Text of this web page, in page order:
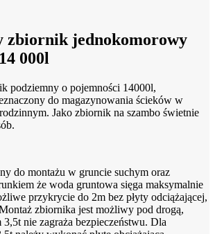
zbiornik jednokomorowy
000l
podziemny o pojemności 14000l,
do magazynowania ścieków w
Jako zbiornik na szambo świetnie
do montażu w gruncie suchym oraz
że woda gruntowa sięga maksymalnie
przykrycie do 2m bez płyty odciążającej,
zbiornika jest możliwy pod drogą,
3,5t nie zagraża bezpieczeństwu. Dla